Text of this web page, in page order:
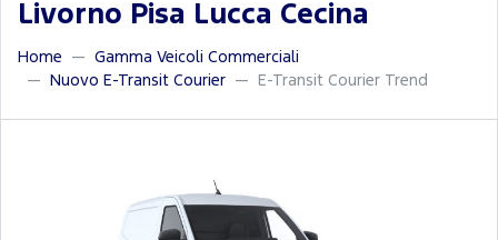
Livorno Pisa Lucca Cecina
Home
Gamma Veicoli Commerciali
Nuovo E-Transit Courier
E-Transit Courier Trend